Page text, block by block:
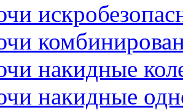
накидные
накидные